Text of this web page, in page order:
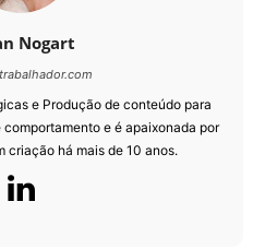
Nogart
e Produção de conteúdo para
e é apaixonada por
criação há mais de 10 anos.